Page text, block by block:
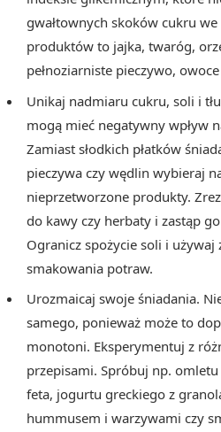
gwałtownych skoków cukru
produktów to jajka, twaróg,
pełnoziarniste pieczywo,
Unikaj nadmiaru cukru, soli i
mogą mieć negatywny wpływ
Zamiast słodkich płatków
pieczywa czy wędlin wybieraj
nieprzetworzone produkty.
do kawy czy herbaty i zastąp
Ogranicz spożycie soli i używaj
smakowania potraw.
Urozmaicaj swoje śniadania.
samego, ponieważ może to
monotoni. Eksperymentuj z
przepisami. Spróbuj np.
feta, jogurtu greckiego z
hummusem i warzywami czy